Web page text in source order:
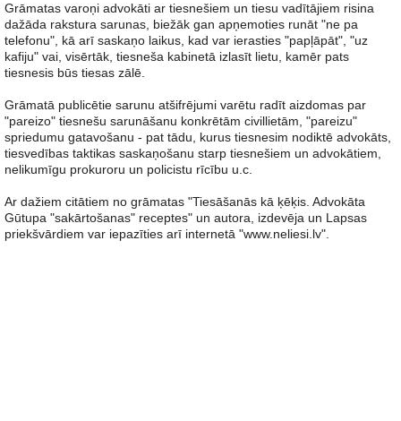
Grāmatas varoņi advokāti ar tiesnešiem un tiesu vadītājiem risina
dažāda rakstura sarunas, biežāk gan apņemoties runāt "ne pa
telefonu", kā arī saskaņo laikus, kad var ierasties "papļāpāt", "uz
kafiju" vai, visērtāk, tiesneša kabinetā izlasīt lietu, kamēr pats
tiesnesis būs tiesas zālē.
Grāmatā publicētie sarunu atšifrējumi varētu radīt aizdomas par
"pareizo" tiesnešu sarunāšanu konkrētām civillietām, "pareizu"
spriedumu gatavošanu - pat tādu, kurus tiesnesim nodiktē advokāts,
tiesvedības taktikas saskaņošanu starp tiesnešiem un advokātiem,
nelikumīgu prokuroru un policistu rīcību u.c.
Ar dažiem citātiem no grāmatas "Tiesāšanās kā ķēķis. Advokāta
Gūtupa "sakārtošanas" receptes" un autora, izdevēja un Lapsas
priekšvārdiem var iepazīties arī internetā "www.neliesi.lv".